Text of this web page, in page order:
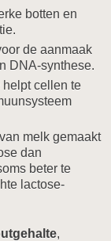
botten en
de aanmaak
DNA-synthese.
cellen te
melk gemaakt
dan
beter te
lactose-
,